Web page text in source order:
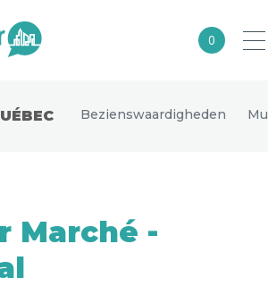
0
Bezienswaardigheden
Marché -